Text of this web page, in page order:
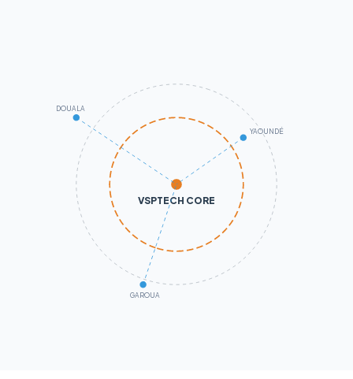
VSPTECH CORE
DOUALA
YAOUNDÉ
GAROUA